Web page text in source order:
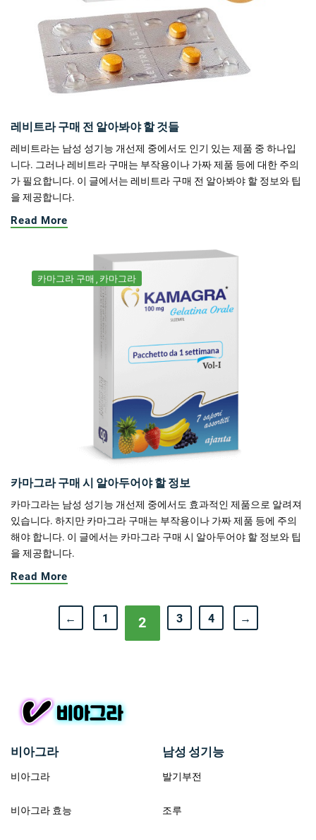
레비트라 구매 전 알아봐야 할 것들
레비트라는 남성 성기능 개선제 중에서도 인기 있는 제품 중 하나입
니다. 그러나 레비트라 구매는 부작용이나 가짜 제품 등에 대한 주의
가 필요합니다. 이 글에서는 레비트라 구매 전 알아봐야 할 정보와 팁
을 제공합니다.
Read More
카마그라 구매 카마그라
카마그라 구매 시 알아두어야 할 정보
카마그라는 남성 성기능 개선제 중에서도 효과적인 제품으로 알려져
있습니다. 하지만 카마그라 구매는 부작용이나 가짜 제품 등에 주의
해야 합니다. 이 글에서는 카마그라 구매 시 알아두어야 할 정보와 팁
을 제공합니다.
Read More
← 1 2 3 4 →
비아그라
비아그라
비아그라 효능
남성 성기능
발기부전
조루